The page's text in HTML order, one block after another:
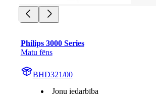
Philips 3000 Series
Matu fēns
BHD321/00
Jonu iedarbība